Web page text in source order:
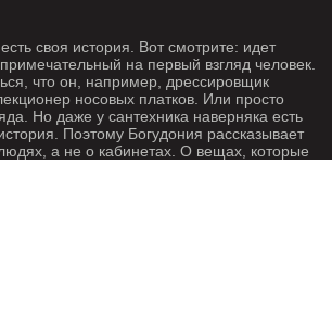
своя история. Вот смотрите: идет
на первый взгляд человек.
что он, например, дрессировщик
носовых платков. Или просто
Но даже у сантехника наверняка есть
Поэтому Богудония рассказывает
а не о кабинетах. О вещах, которые